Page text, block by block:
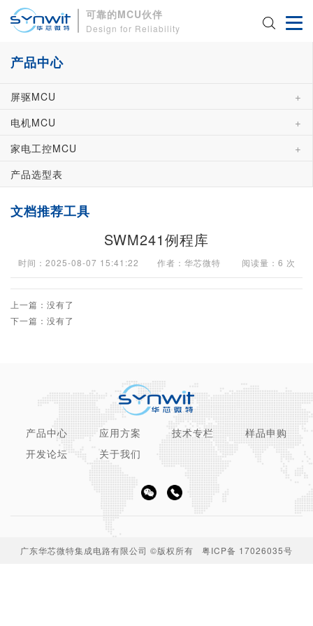
可靠的MCU伙伴
Design for Reliability
产品中心
屏驱MCU +
电机MCU +
家电工控MCU +
产品选型表
文档推荐工具
SWM241例程库
时间：2025-08-07 15:41:22 作者：华芯微特 阅读量： 6 次
上一篇：没有了
下一篇：没有了
产品中心 应用方案 技术专栏
样品申购
开发论坛
关于我们
广东华芯微特集成电路有限公司 ©版权所有 粤ICP备 17026035号